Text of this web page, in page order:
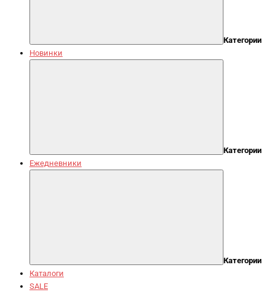
Категории
Новинки
Категории
Ежедневники
Категории
Каталоги
SALE